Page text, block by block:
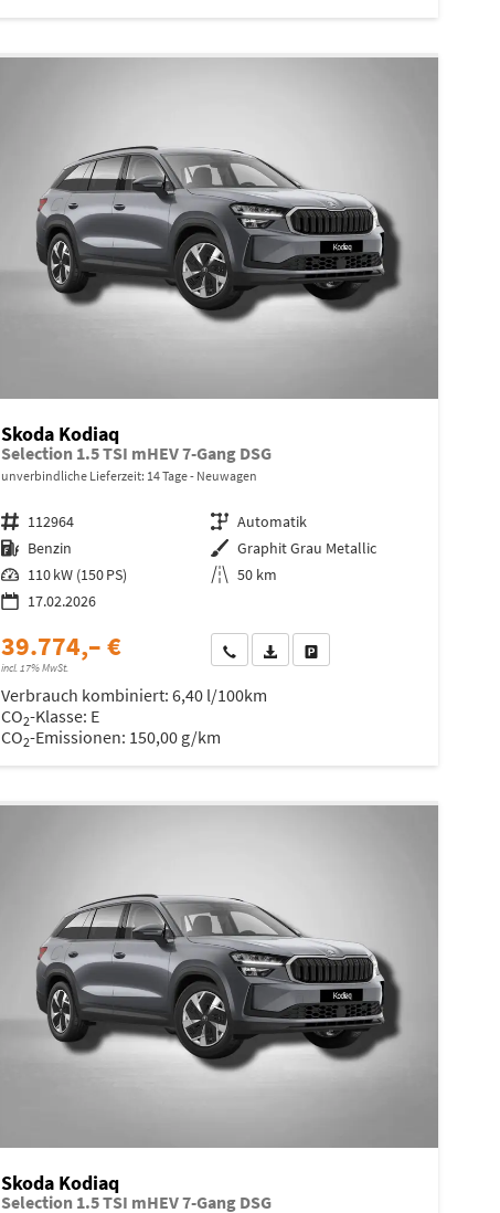
Skoda Kodiaq
Selection 1.5 TSI mHEV 7-Gang DSG
unverbindliche Lieferzeit: 14 Tage Neuwagen
Fahrzeugnr. 112964 Getriebe Automatik
Kraftstoff Benzin Außenfarbe Graphit Grau Metallic
Leistung 110 kW (150 PS) Kilometerstand 50 km
17.02.2026
39.774,– €
incl. 17% MwSt.
Wir rufen Sie anFahrzeugexposé (PDF)
Fahrzeug parken
Verbrauch kombiniert: 6,40 l/100km
CO2-Klasse: E
CO2-Emissionen: 150,00 g/km
Skoda Kodiaq
Selection 1.5 TSI mHEV 7-Gang DSG